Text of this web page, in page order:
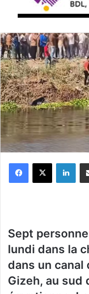
Sept
lundi dans la
dans un canal
Gizeh, au sud